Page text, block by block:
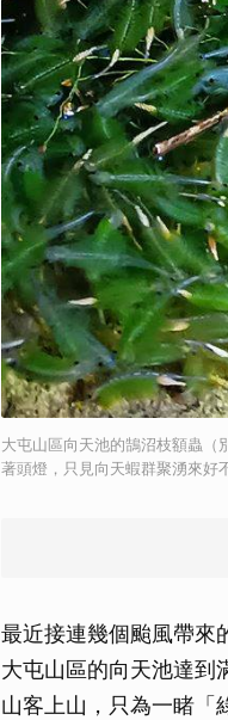
大屯山區向天池的鵠沼枝額蟲（
著頭燈，只見向天蝦群聚湧來好
最近接連幾個颱風帶來
大屯山區的向天池達到
山客上山，只為一睹「